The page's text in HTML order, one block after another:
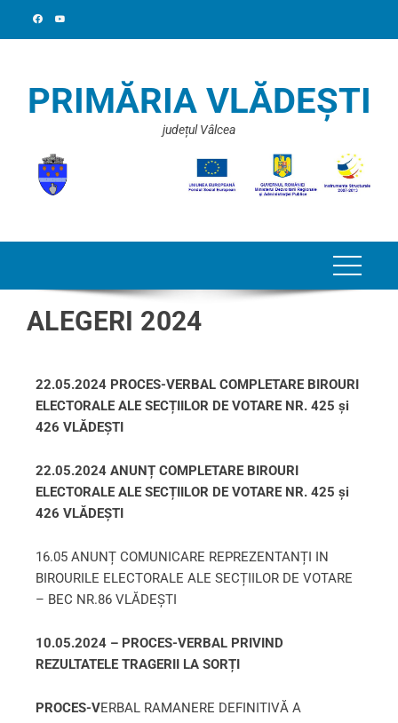
PRIMĂRIA VLĂDEȘTI
județul Vâlcea
ALEGERI 2024
22.05.2024 PROCES-VERBAL COMPLETARE BIROURI
ELECTORALE ALE SECȚIILOR DE VOTARE NR. 425 și
426 VLĂDEȘTI
22.05.2024 ANUNȚ COMPLETARE BIROURI
ELECTORALE ALE SECȚIILOR DE VOTARE NR. 425 și
426 VLĂDEȘTI
16.05 ANUNȚ COMUNICARE REPREZENTANȚI IN
BIROURILE ELECTORALE ALE SECȚIILOR DE VOTARE
– BEC NR.86 VLĂDEȘTI
10.05.2024 – PROCES-VERBAL PRIVIND
REZULTATELE TRAGERII LA SORȚI
PROCES-VERBAL RAMANERE DEFINITIVĂ A